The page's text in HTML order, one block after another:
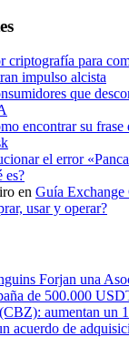
criptografía para
impulso alcista
que
encontrar su frase
el error
es?
en Guía
usar y operar?
Forjan una
de 500.000
aumentan un
acuerdo de